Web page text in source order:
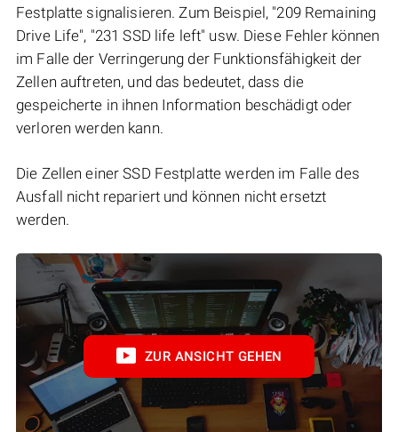
Festplatte signalisieren. Zum Beispiel, "209 Remaining
Drive Life", "231 SSD life left" usw. Diese Fehler können
im Falle der Verringerung der Funktionsfähigkeit der
Zellen auftreten, und das bedeutet, dass die
gespeicherte in ihnen Information beschädigt oder
verloren werden kann.
Die Zellen einer SSD Festplatte werden im Falle des
Ausfall nicht repariert und können nicht ersetzt
werden.
ZUR ANSICHT GEHEN